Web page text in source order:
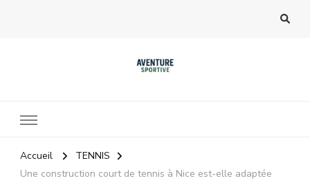
Accueil
TENNIS
Une construction court de tennis à Nice est-elle adaptée